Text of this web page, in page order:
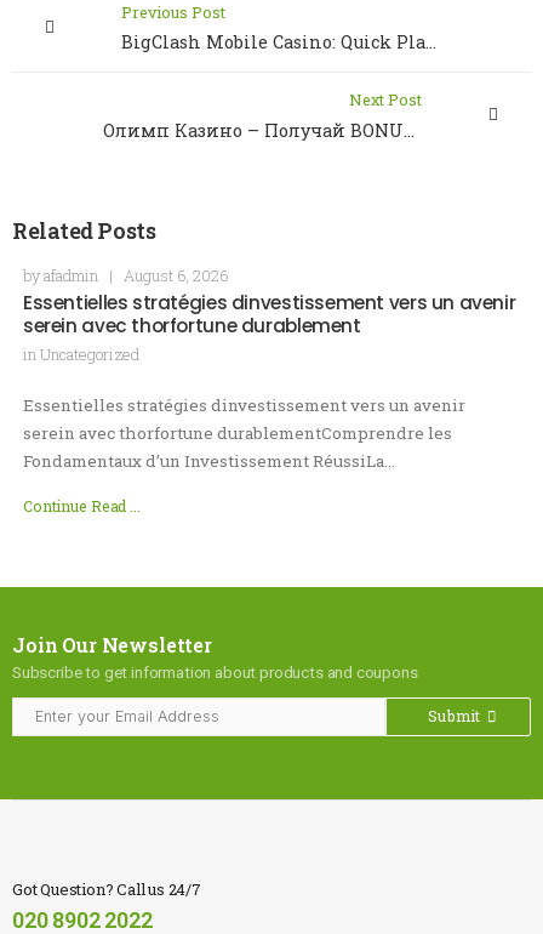
Previous Post
BigClash Mobile Casino: Quick Play, Big Wins
Next Post
Related Posts
byafadmin | August 6, 2026
Essentielles stratégies dinvestissement vers un avenir
serein avec thorfortune durablement
in Uncategorized
Essentielles stratégies dinvestissement vers un avenir
serein avec thorfortune durablementComprendre les
Fondamentaux d’un Investissement RéussiLa…
Continue Read ...
Join Our Newsletter
Subscribe to get information about products and coupons
Submit
Got Question? Call us 24/7
020 8902 2022